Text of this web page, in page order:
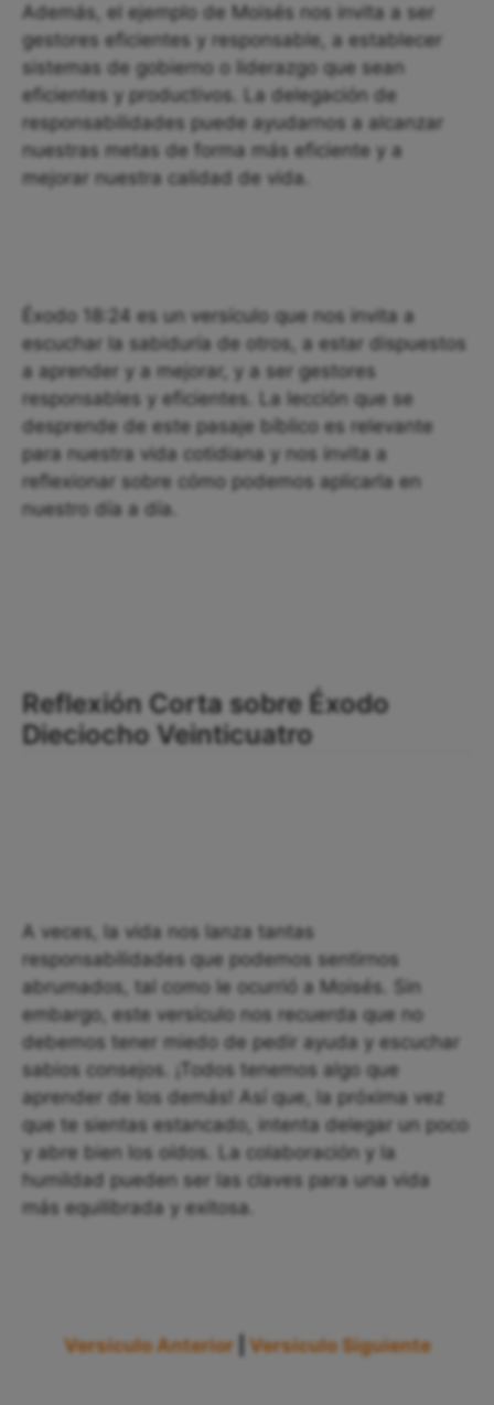
Además, el ejemplo de Moisés nos invita a ser
gestores eficientes y responsable, a establecer
sistemas de gobierno o liderazgo que sean
eficientes y productivos. La delegación de
responsabilidades puede ayudarnos a alcanzar
nuestras metas de forma más eficiente y a
mejorar nuestra calidad de vida.
Éxodo 18:24 es un versículo que nos invita a
escuchar la sabiduría de otros, a estar dispuestos
a aprender y a mejorar, y a ser gestores
responsables y eficientes. La lección que se
desprende de este pasaje bíblico es relevante
para nuestra vida cotidiana y nos invita a
reflexionar sobre cómo podemos aplicarla en
nuestro día a día.
Reflexión Corta sobre Éxodo
Dieciocho Veinticuatro
A veces, la vida nos lanza tantas
responsabilidades que podemos sentirnos
abrumados, tal como le ocurrió a Moisés. Sin
embargo, este versículo nos recuerda que no
debemos tener miedo de pedir ayuda y escuchar
sabios consejos. ¡Todos tenemos algo que
aprender de los demás! Así que, la próxima vez
que te sientas estancado, intenta delegar un poco
y abre bien los oídos. La colaboración y la
humildad pueden ser las claves para una vida
más equilibrada y exitosa.
Versículo Anterior Versículo Siguiente